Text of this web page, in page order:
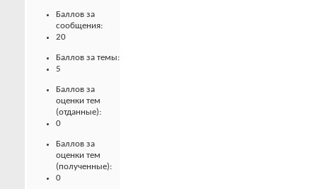
Баллов за
сообщения:
20
Баллов за темы:
5
Баллов за
оценки тем
(отданные):
0
Баллов за
оценки тем
(полученные):
0